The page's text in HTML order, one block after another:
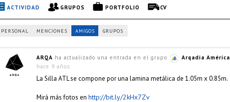
ACTIVIDAD GRUPOS PORTFOLIO CV
PERSONAL MENCIONES AMIGOS GRUPOS
ARQA ha actualizado una entrada en el grupo
Arqadia América
hace 9 años
La Silla ATL se compone por una lamina metálica de 1.05m x 0.85m.
Mirá más fotos en http://bit.ly/2kHx7Zv